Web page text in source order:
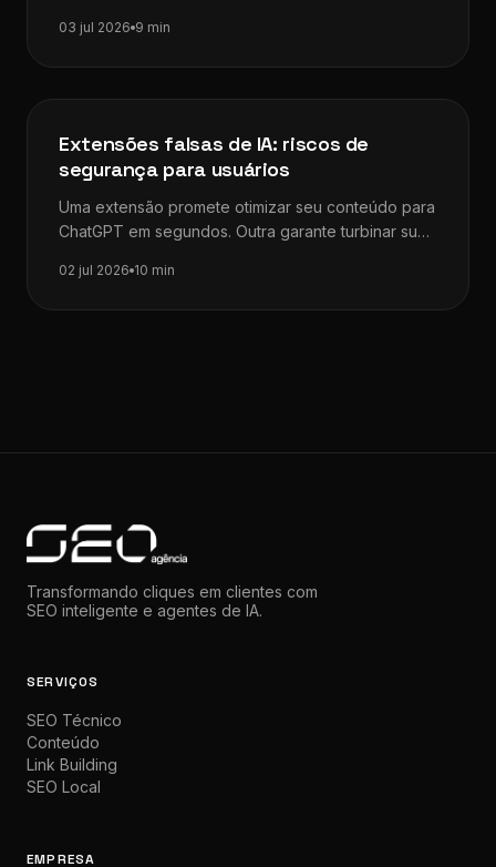
03 jul 2026 9 min
Dicas de SEO
Extensões falsas de IA: riscos de
segurança para usuários
Uma extensão promete otimizar seu conteúdo para
ChatGPT em segundos. Outra garante turbinar sua
02 jul 2026 10 min
Transformando cliques em clientes com
SEO inteligente e agentes de IA.
SERVIÇOS
SEO Técnico
Conteúdo
Link Building
SEO Local
EMPRESA